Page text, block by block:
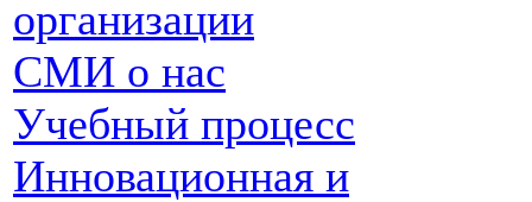
организации
СМИ о нас
Учебный процесс
Инновационная и